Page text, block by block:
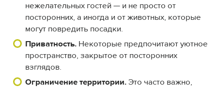
нежелательных гостей — и не просто от
посторонних, а иногда и от животных, которые
могут повредить посадки.
Приватность.Некоторые предпочитают уютное
пространство, закрытое от посторонних
взглядов.
Ограничение территории.Это часто важно,